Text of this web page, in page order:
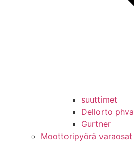
suuttimet
Dellorto phva
Gurtner
Moottoripyörä varaosat